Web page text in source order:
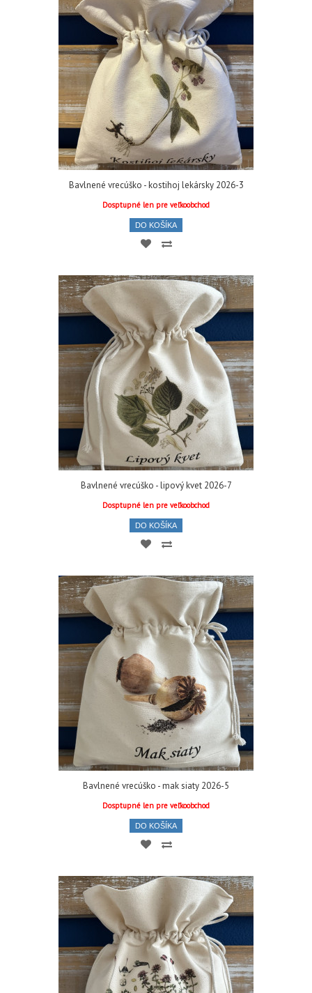
Bavlnené vrecúško - kostihoj lekársky 2026-3
Dosptupné len pre veľkoobchod
DO KOŠÍKA
Bavlnené vrecúško - lipový kvet 2026-7
Dosptupné len pre veľkoobchod
DO KOŠÍKA
Bavlnené vrecúško - mak siaty 2026-5
Dosptupné len pre veľkoobchod
DO KOŠÍKA